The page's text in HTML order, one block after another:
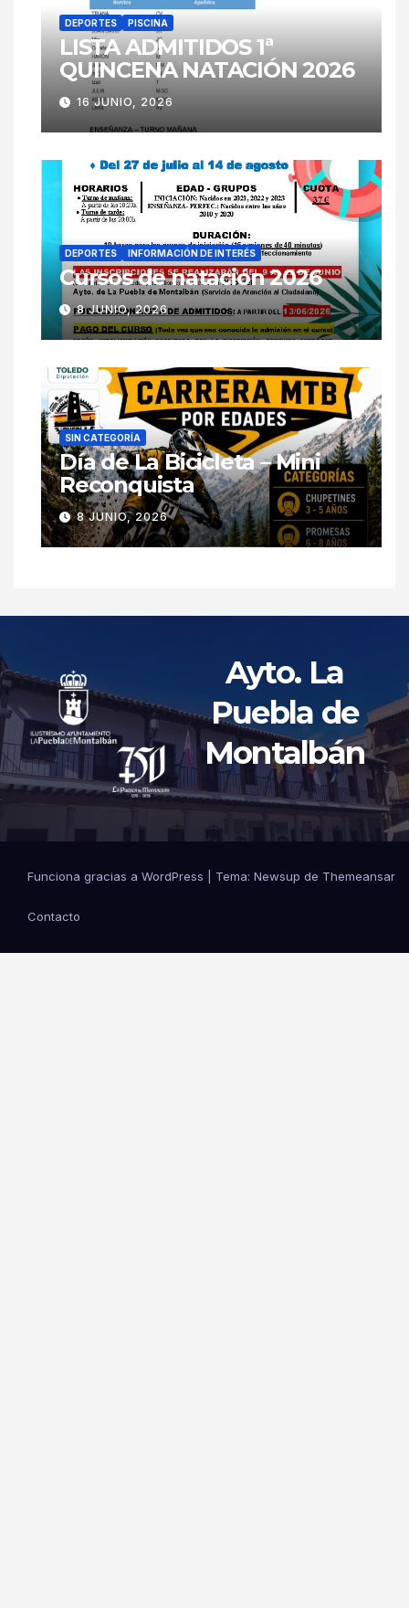
DEPORTES PISCINA
LISTA ADMITIDOS 1ª
QUINCENA NATACIÓN 2026
16 JUNIO, 2026
DEPORTES INFORMACIÓN DE INTERÉS
Cursos de natación 2026
8 JUNIO, 2026
SIN CATEGORÍA
Día de La Bicicleta – Mini
Reconquista
8 JUNIO, 2026
Ayto. La
Puebla de
Montalbán
Funciona gracias a WordPress Tema: Newsup de Themeansar
Contacto